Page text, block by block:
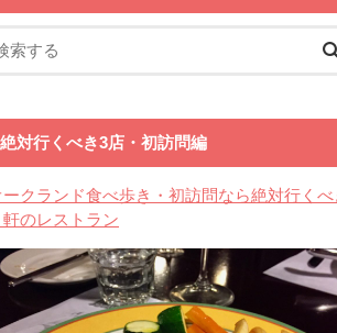
絶対行くべき3店・初訪問編
ークランド食べ歩き・初訪問なら絶対行くべ
軒のレストラン